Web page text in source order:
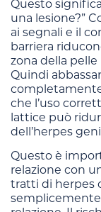
Questo
una lesione?”
ai segnali e il
barriera
zona della
Quindi
che l’uso
lattice può
dell’herpes
Questo è
relazione con
tratti di herpes